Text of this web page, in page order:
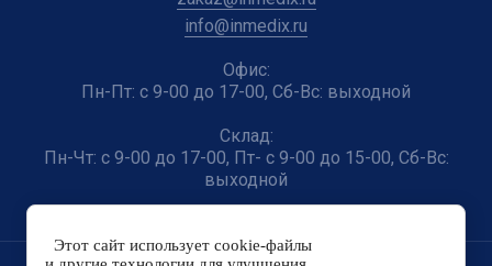
info@inmedix.ru
Офис:
Пн-Пт: с 9-00 до 17-00, Сб-Вс: выходной
Склад:
Пн-Чт: с 9-00 до 17-00, Пт- с 9-00 до 15-00, Сб-Вс:
выходной
Этот сайт использует cookie-файлы